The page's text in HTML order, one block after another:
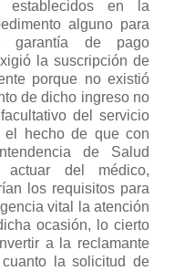
establecidos en la
alguno para
garantía de pago
la suscripción de
porque no existió
de dicho ingreso no
del servicio
el hecho de que con
de Salud
actuar del médico,
los requisitos para
vital la atención
ocasión, lo cierto
a la reclamante
la solicitud de